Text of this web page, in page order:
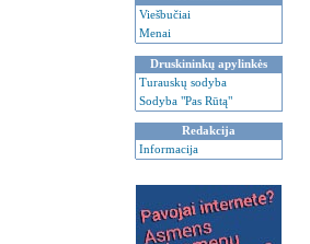
Viešbučiai
Menai
Druskininkų apylinkės
Turauskų sodyba
Sodyba "Pas Rūtą"
Redakcija
Informacija